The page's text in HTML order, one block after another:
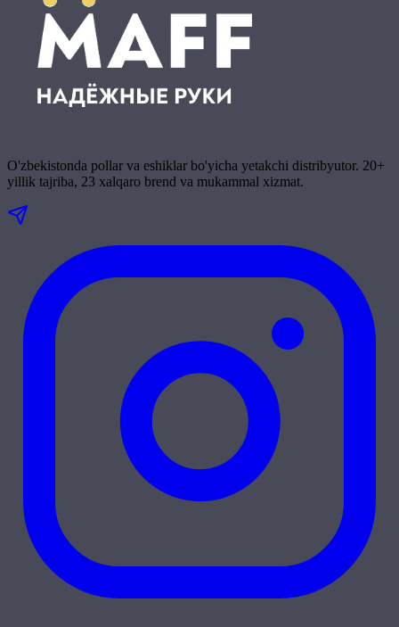
O'zbekistonda pollar va eshiklar bo'yicha yetakchi distribyutor. 20+
yillik tajriba, 23 xalqaro brend va mukammal xizmat.